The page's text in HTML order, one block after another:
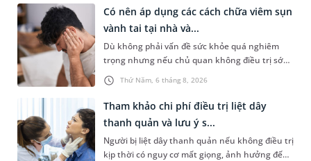
quan trước những triệu chứng này, chấp nhận
sống chung với chúng. Vậy, viêm mũi vận mạch
để lâu có sao không và việc điều trị có phức tạp
không?
Thứ Năm, 6 tháng 8, 2026
Có nên áp dụng các cách chữa viêm sụn
vành tai tại nhà và...
Dù không phải vấn đề sức khỏe quá nghiêm
trọng nhưng nếu chủ quan không điều trị sớm,
người bệnh có thể phải đối mặt với một số biến
chứng. Nếu chưa xuất hiện mủ hoặc tích tụ
dịch, người bệnh thường chỉ cần dùng thuốc.
Vậy có nên áp dụng cách chữa viêm sụn vành
tai tại nhà không và cần làm gì để phòng ngừa
tình trạng này?
Tham khảo chi phí điều trị liệt dây
thanh quản và lưu ý s...
Người bị liệt dây thanh quản nếu không điều trị
kịp thời có nguy cơ mất giọng, ảnh hưởng đến